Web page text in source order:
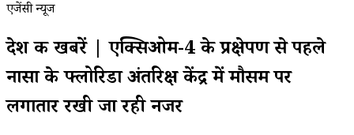
एजेंसी न्यूज
देश की खबरें | एक्सिओम-4 के प्रक्षेपण से पहले
नासा के फ्लोरिडा अंतरिक्ष केंद्र में मौसम पर
लगातार रखी जा रही नजर